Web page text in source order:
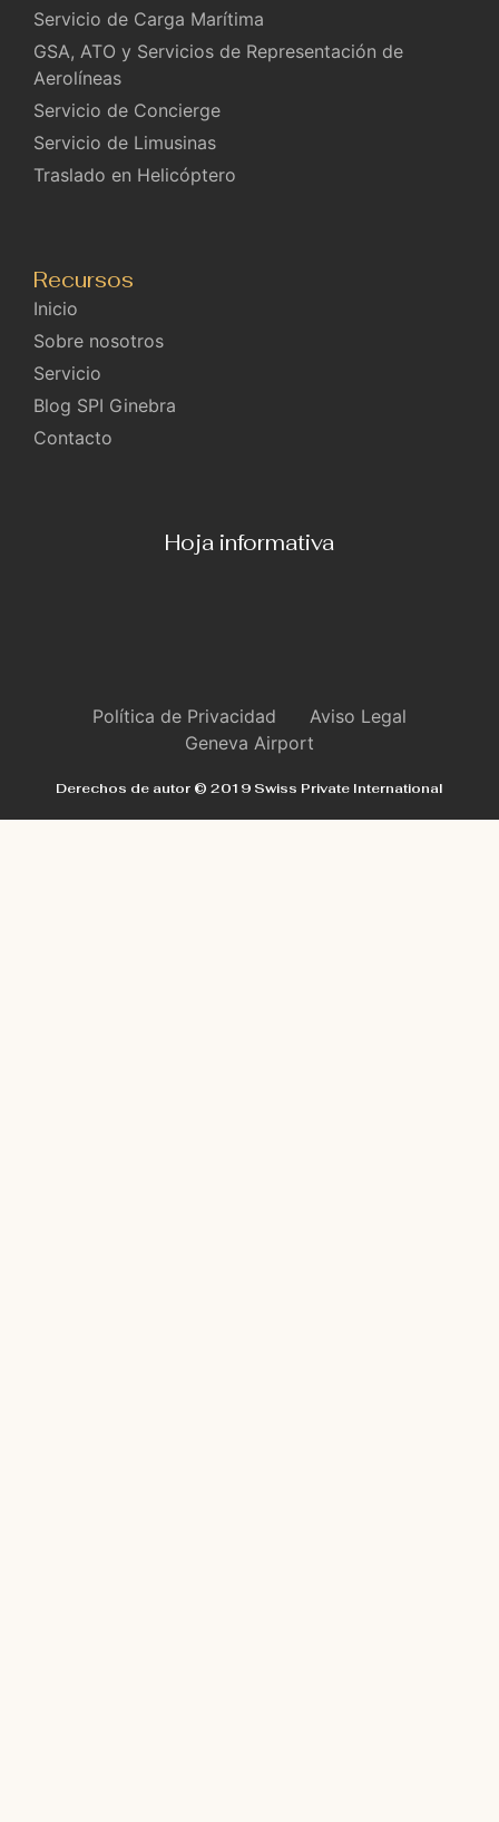
Servicio de Carga Marítima
GSA, ATO y Servicios de Representación de
Aerolíneas
Servicio de Concierge
Servicio de Limusinas
Traslado en Helicóptero
Recursos
Inicio
Sobre nosotros
Servicio
Blog SPI Ginebra
Contacto
Hoja informativa
Derechos de autor © 2019 Swiss Private International
Política de Privacidad
Aviso Legal
Geneva Airport